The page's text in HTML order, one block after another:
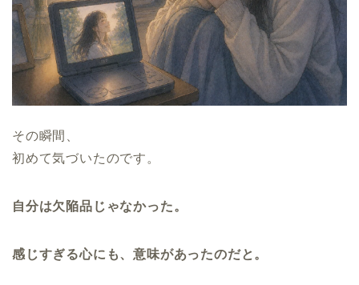
その瞬間、
初めて気づいたのです。
自分は欠陥品じゃなかった。
感じすぎる心にも、意味があったのだと。